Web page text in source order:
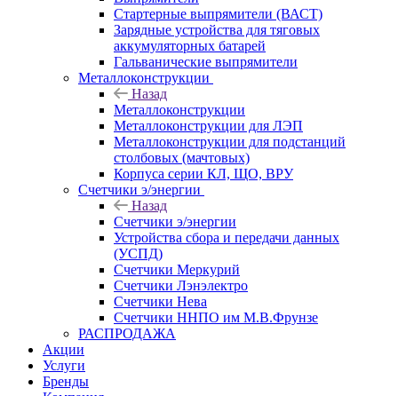
Стартерные выпрямители (ВАСТ)
Зарядные устройства для тяговых
аккумуляторных батарей
Гальванические выпрямители
Металлоконструкции
Назад
Металлоконструкции
Металлоконструкции для ЛЭП
Металлоконструкции для подстанций
столбовых (мачтовых)
Корпуса серии КЛ, ЩО, ВРУ
Счетчики э/энергии
Назад
Счетчики э/энергии
Устройства сбора и передачи данных
(УСПД)
Счетчики Меркурий
Счетчики Лэнэлектро
Счетчики Нева
Счетчики ННПО им М.В.Фрунзе
РАСПРОДАЖА
Акции
Услуги
Бренды